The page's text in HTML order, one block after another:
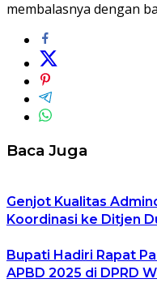
membalasnya dengan
Baca Juga
Genjot Kualitas
Koordinasi ke Ditjen
Bupati Hadiri Rapat
APBD 2025 di DPRD